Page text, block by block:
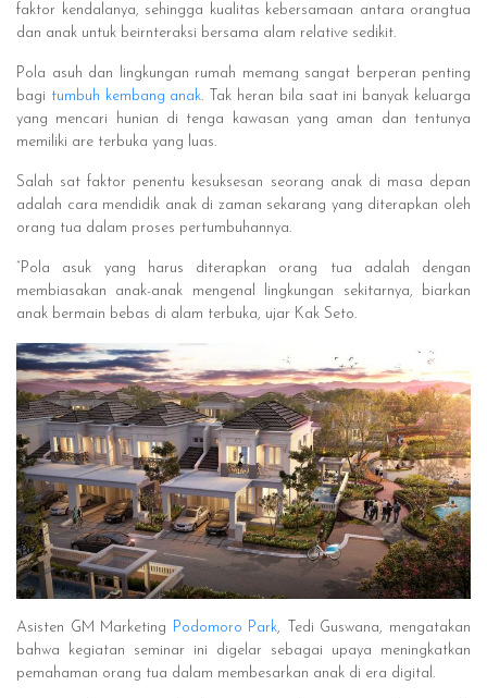
faktor kendalanya, sehingga kualitas kebersamaan antara orangtua
dan anak untuk beirnteraksi bersama alam relative sedikit.
Pola asuh dan lingkungan rumah memang sangat berperan penting
bagi tumbuh kembang anak. Tak heran bila saat ini banyak keluarga
yang mencari hunian di tenga kawasan yang aman dan tentunya
memiliki are terbuka yang luas.
Salah sat faktor penentu kesuksesan seorang anak di masa depan
adalah cara mendidik anak di zaman sekarang yang diterapkan oleh
orang tua dalam proses pertumbuhannya.
“Pola asuk yang harus diterapkan orang tua adalah dengan
membiasakan anak-anak mengenal lingkungan sekitarnya, biarkan
anak bermain bebas di alam terbuka, ujar Kak Seto.
Asisten GM Marketing Podomoro Park, Tedi Guswana, mengatakan
bahwa kegiatan seminar ini digelar sebagai upaya meningkatkan
pemahaman orang tua dalam membesarkan anak di era digital.